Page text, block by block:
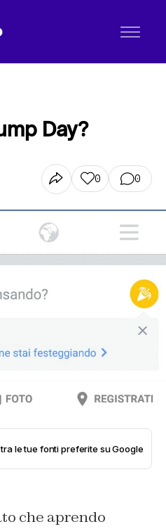
Day?
0 0
le tue fonti preferite su Google
che aprendo